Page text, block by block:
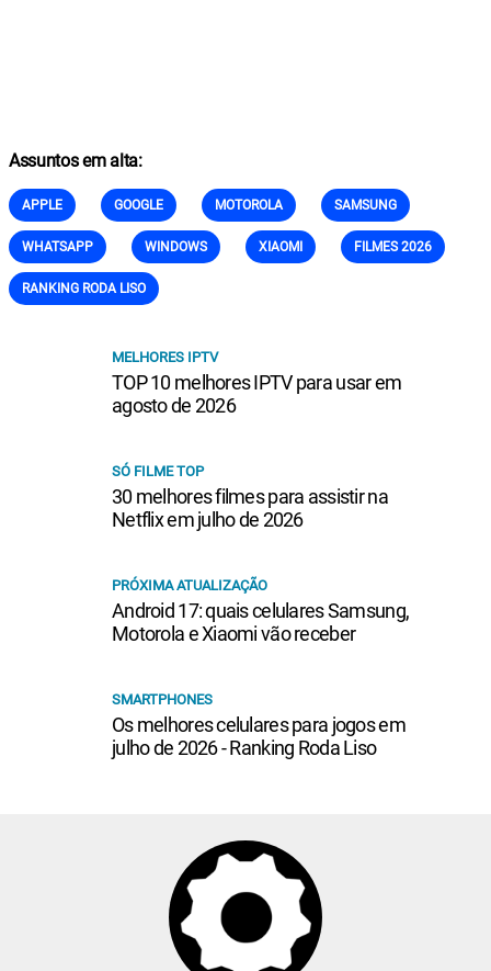
Assuntos em alta:
APPLE GOOGLE MOTOROLA SAMSUNG
WHATSAPP WINDOWS XIAOMI FILMES 2026
RANKING RODA LISO
MELHORES IPTV
TOP 10 melhores IPTV para usar em
agosto de 2026
SÓ FILME TOP
30 melhores filmes para assistir na
Netflix em julho de 2026
PRÓXIMA ATUALIZAÇÃO
Android 17: quais celulares Samsung,
Motorola e Xiaomi vão receber
SMARTPHONES
Os melhores celulares para jogos em
julho de 2026 - Ranking Roda Liso